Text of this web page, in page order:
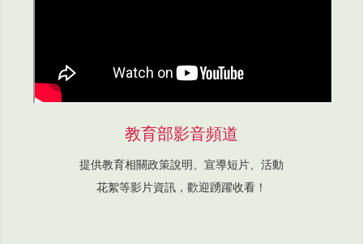
教育部影音頻道
提供教育相關政策說明、宣導短片、活動
花絮等影片資訊，歡迎踴躍收看！